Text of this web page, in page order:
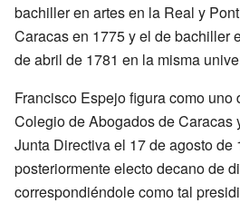
bachiller en artes en la Real y
Caracas en 1775 y el de bachiller
de abril de 1781 en la misma
Francisco Espejo figura como uno
Colegio de Abogados de Caracas
Junta Directiva el 17 de agosto de
posteriormente electo decano de
correspondiéndole como tal